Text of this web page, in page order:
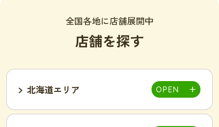
全国各地に店舗展開中
店舗を探す
北海道エリア